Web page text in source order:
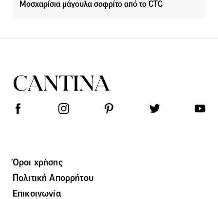
Mοσχαρίσια μάγουλα σοφρίτο από το CTC
Όροι χρήσης
Πολιτική Απορρήτου
Επικοινωνία